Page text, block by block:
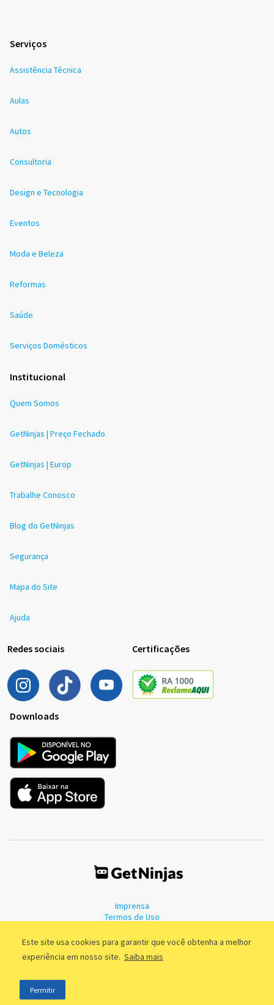
Este site usa cookies para garantir que você obtenha a melhor
experiência em nosso site. Saiba mais
Permitir
Serviços
Assistência Técnica
Aulas
Autos
Consultoria
Design e Tecnologia
Eventos
Moda e Beleza
Reformas
Saúde
Serviços Domésticos
Institucional
Quem Somos
GetNinjas | Preço Fechado
GetNinjas | Europ
Trabalhe Conosco
Blog do GetNinjas
Segurança
Mapa do Site
Ajuda
Redes sociais Certificações
Downloads
Imprensa
Termos de Uso
©2011 - 2026, GetNinjas LTDA. CNPJ 55.744.877/0001-89 - Rua Dr.
Fernandes Coelho, 85 - 3º andar - São Paulo/SP - Brasil